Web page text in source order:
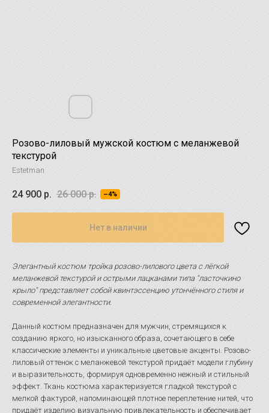
Розово-лиловый мужской костюм с меланжевой
текстурой
Estetman
24 900 р. 26 000 р. –4%
Нет в наличии
Элегантный костюм тройка розово-лилового цвета с лёгкой
меланжевой текстурой и острыми лацканами типа "ласточкино
крыло" представляет собой квинтэссенцию утончённого стиля и
современной элегантности.
Данный костюм предназначен для мужчин, стремящихся к
созданию яркого, но изысканного образа, сочетающего в себе
классические элементы и уникальные цветовые акценты. Розово-
лиловый оттенок с меланжевой текстурой придаёт модели глубину
и выразительность, формируя одновременно нежный и стильный
эффект. Ткань костюма характеризуется гладкой текстурой с
мелкой фактурой, напоминающей плотное переплетение нитей, что
придаёт изделию визуальную привлекательность и обеспечивает